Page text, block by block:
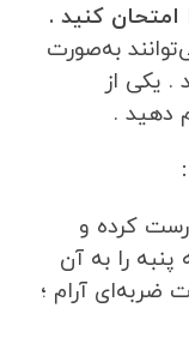
کنید .
به‌صورت
. یکی از
دهید .
کرده و
را به آن
ضربه‌ای آرام ؛